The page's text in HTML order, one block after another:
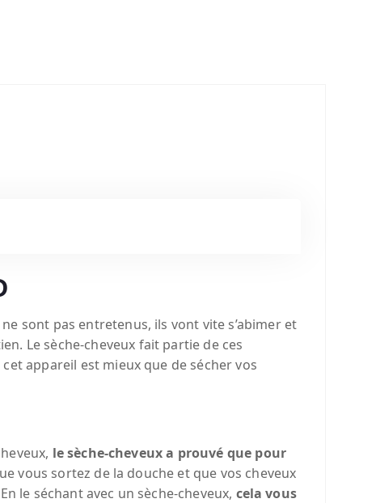
sont pas entretenus, ils vont vite s’abimer et
Le sèche-cheveux fait partie de ces
appareil est mieux que de sécher vos
le sèche-cheveux a prouvé que pour
vous sortez de la douche et que vos cheveux
le séchant avec un sèche-cheveux, cela vous